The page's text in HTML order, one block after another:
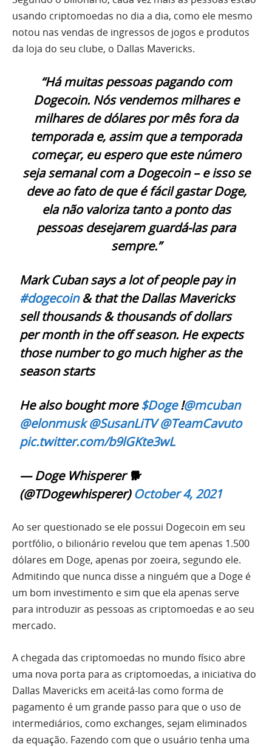
usando criptomoedas no dia a dia, como ele mesmo
notou nas vendas de ingressos de jogos e produtos
da loja do seu clube, o Dallas Mavericks.
“Há muitas pessoas pagando com
Dogecoin. Nós vendemos milhares e
milhares de dólares por mês fora da
temporada e, assim que a temporada
começar, eu espero que este número
seja semanal com a Dogecoin – e isso se
deve ao fato de que é fácil gastar Doge,
ela não valoriza tanto a ponto das
pessoas desejarem guardá-las para
sempre.”
Mark Cuban says a lot of people pay in
#dogecoin& that the Dallas Mavericks
sell thousands & thousands of dollars
per month in the off season. He expects
those number to go much higher as the
season starts
He also bought more$Doge!@mcuban
@elonmusk @SusanLiTV @TeamCavuto
pic.twitter.com/b9lGKte3wL
— Doge Whisperer 🐕
(@TDogewhisperer)October 4, 2021
Ao ser questionado se ele possui Dogecoin em seu
portfólio, o bilionário revelou que tem apenas 1.500
dólares em Doge, apenas por zoeira, segundo ele.
Admitindo que nunca disse a ninguém que a Doge é
um bom investimento e sim que ela apenas serve
para introduzir as pessoas as criptomoedas e ao seu
mercado.
A chegada das criptomoedas no mundo físico abre
uma nova porta para as criptomoedas, a iniciativa do
Dallas Mavericks em aceitá-las como forma de
pagamento é um grande passo para que o uso de
intermediários, como exchanges, sejam eliminados
da equação. Fazendo com que o usuário tenha uma